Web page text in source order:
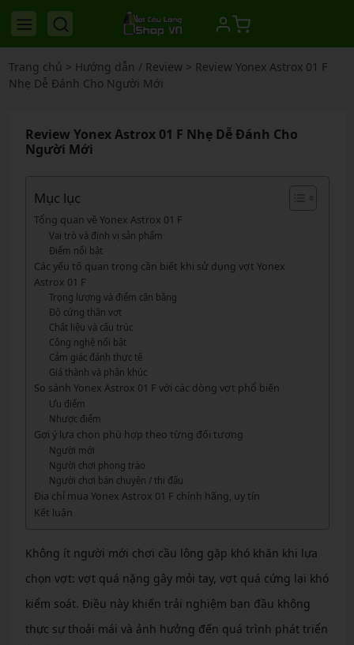
Trang chủ > Hướng dẫn / Review> Review Yonex Astrox 01 F
Nhẹ Dễ Đánh Cho Người Mới
Review Yonex Astrox 01 F Nhẹ Dễ Đánh Cho
Người Mới
Mục lục
Tổng quan về Yonex Astrox 01 F
Vai trò và định vị sản phẩm
Điểm nổi bật
Các yếu tố quan trọng cần biết khi sử dụng vợt Yonex
Astrox 01 F
Trọng lượng và điểm cân bằng
Độ cứng thân vợt
Chất liệu và cấu trúc
Công nghệ nổi bật
Cảm giác đánh thực tế
Giá thành và phân khúc
So sánh Yonex Astrox 01 F với các dòng vợt phổ biến
Ưu điểm
Nhược điểm
Gợi ý lựa chọn phù hợp theo từng đối tượng
Người mới
Người chơi phong trào
Người chơi bán chuyên / thi đấu
Địa chỉ mua Yonex Astrox 01 F chính hãng, uy tín
Kết luận
Không ít người mới chơi cầu lông gặp khó khăn khi lựa
chọn vợt: vợt quá nặng gây mỏi tay, vợt quá cứng lại khó
kiểm soát. Điều này khiến trải nghiệm ban đầu không
thực sự thoải mái và ảnh hưởng đến quá trình phát triển